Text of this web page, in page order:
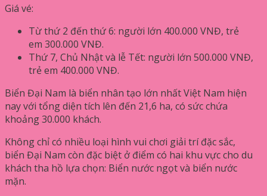
Giá vé:
Từ thứ 2 đến thứ 6: người lớn 400.000 VNĐ, trẻ
em 300.000 VNĐ.
Thứ 7, Chủ Nhật và lễ Tết: người lớn 500.000 VNĐ,
trẻ em 400.000 VNĐ.
Biển Đại Nam là biển nhân tạo lớn nhất Việt Nam hiện
nay với tổng diện tích lên đến 21,6 ha, có sức chứa
khoảng 30.000 khách.
Không chỉ có nhiều loại hình vui chơi giải trí đặc sắc,
biển Đại Nam còn đặc biệt ở điểm có hai khu vực cho du
khách tha hồ lựa chọn: Biển nước ngọt và biển nước
mặn.